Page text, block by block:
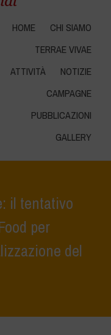
HOME
CHI SIAMO
TERRAE VIVAE
ATTIVITÀ
NOTIZIE
CAMPAGNE
PUBBLICAZIONI
GALLERY
il tentativo
per
del